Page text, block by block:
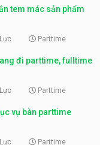
tem mác sản phẩm
Parttime
đi parttime, fulltime
Parttime
vụ bàn parttime
Parttime